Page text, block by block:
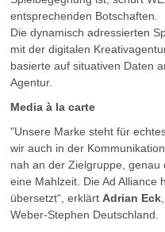
entsprechenden Botschaften.
Die dynamisch adressierten
mit der digitalen
basierte auf situativen Daten
Agentur.
Media à la carte
"Unsere Marke steht für
wir auch in der
nah an der Zielgruppe,
eine Mahlzeit. Die Ad Alliance
übersetzt“, erklärt Adrian Eck
Weber-Stephen Deutschland.